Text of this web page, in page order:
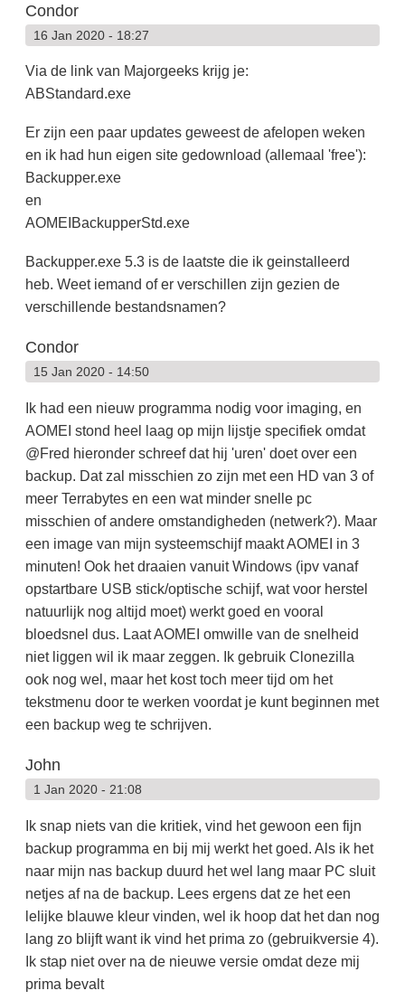
Condor
16 Jan 2020 - 18:27
Via de link van Majorgeeks krijg je:
ABStandard.exe
Er zijn een paar updates geweest de afelopen weken
en ik had hun eigen site gedownload (allemaal 'free'):
Backupper.exe
en
AOMEIBackupperStd.exe
Backupper.exe 5.3 is de laatste die ik geinstalleerd
heb. Weet iemand of er verschillen zijn gezien de
verschillende bestandsnamen?
Condor
15 Jan 2020 - 14:50
Ik had een nieuw programma nodig voor imaging, en
AOMEI stond heel laag op mijn lijstje specifiek omdat
@Fred hieronder schreef dat hij 'uren' doet over een
backup. Dat zal misschien zo zijn met een HD van 3 of
meer Terrabytes en een wat minder snelle pc
misschien of andere omstandigheden (netwerk?). Maar
een image van mijn systeemschijf maakt AOMEI in 3
minuten! Ook het draaien vanuit Windows (ipv vanaf
opstartbare USB stick/optische schijf, wat voor herstel
natuurlijk nog altijd moet) werkt goed en vooral
bloedsnel dus. Laat AOMEI omwille van de snelheid
niet liggen wil ik maar zeggen. Ik gebruik Clonezilla
ook nog wel, maar het kost toch meer tijd om het
tekstmenu door te werken voordat je kunt beginnen met
een backup weg te schrijven.
John
1 Jan 2020 - 21:08
Ik snap niets van die kritiek, vind het gewoon een fijn
backup programma en bij mij werkt het goed. Als ik het
naar mijn nas backup duurd het wel lang maar PC sluit
netjes af na de backup. Lees ergens dat ze het een
lelijke blauwe kleur vinden, wel ik hoop dat het dan nog
lang zo blijft want ik vind het prima zo (gebruikversie 4).
Ik stap niet over na de nieuwe versie omdat deze mij
prima bevalt